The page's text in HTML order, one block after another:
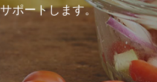
ポートします。